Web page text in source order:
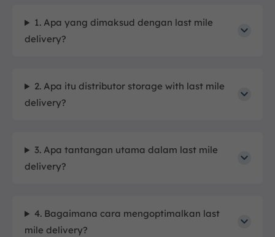
1. Apa yang dimaksud dengan last mile
delivery?
2. Apa itu distributor storage with last mile
delivery?
3. Apa tantangan utama dalam last mile
delivery?
4. Bagaimana cara mengoptimalkan last
mile delivery?